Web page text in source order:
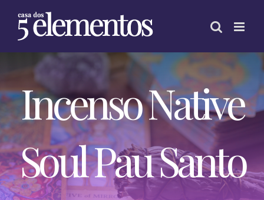
content
Incenso Native
Soul Pau Santo